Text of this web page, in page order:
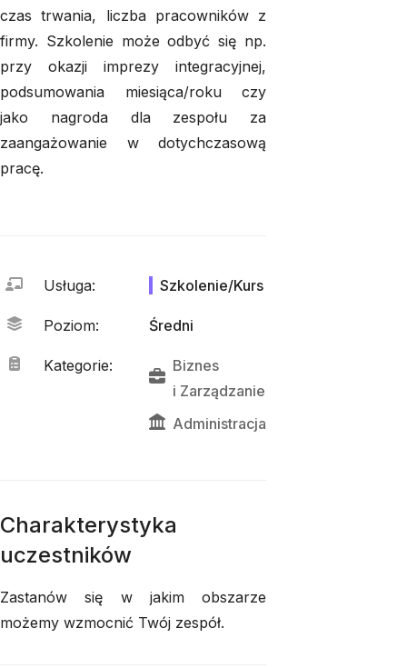
czas trwania, liczba pracowników z
firmy. Szkolenie może odbyć się np.
przy okazji imprezy integracyjnej,
podsumowania miesiąca/roku czy
jako nagroda dla zespołu za
zaangażowanie w dotychczasową
pracę.
Usługa: Szkolenie/Kurs
Poziom: Średni
Kategorie:
Biznes
i Zarządzanie
Administracja
Charakterystyka
uczestników
Zastanów się w jakim obszarze
możemy wzmocnić Twój zespół.